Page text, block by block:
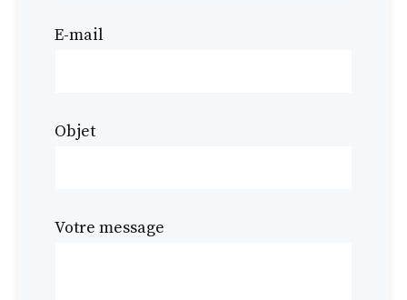
E-mail
Objet
Votre message